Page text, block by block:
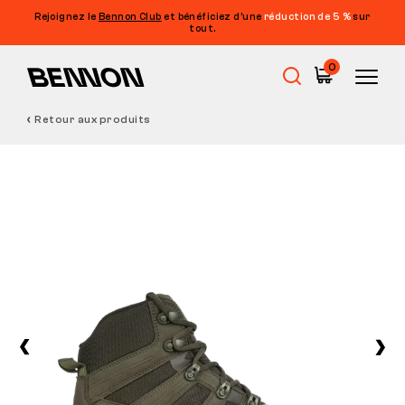
Rejoignez le Bennon Club et bénéficiez d’une réduction de 5 %sur
tout.
0
Outdoor
Chaussures de loisirs
Retour aux produits